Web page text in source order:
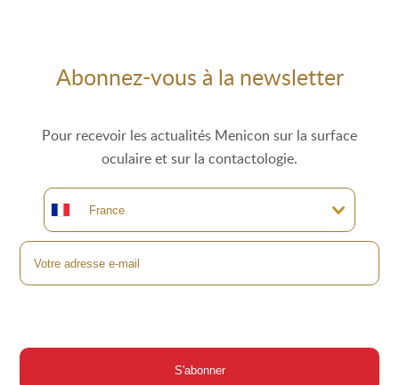
Abonnez-vous à la newsletter
Pour recevoir les actualités Menicon sur la surface
oculaire et sur la contactologie.